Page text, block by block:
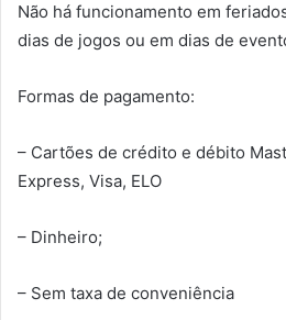
Não há funcionamento em
dias de jogos ou em dias de
Formas de pagamento:
– Cartões de crédito e débito
Express, Visa, ELO
– Dinheiro;
– Sem taxa de conveniência